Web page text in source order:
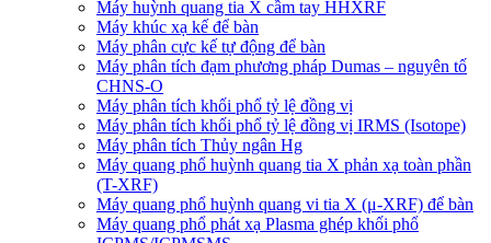
Máy huỳnh quang tia X cầm tay HHXRF
Máy khúc xạ kế để bàn
Máy phân cực kế tự động để bàn
Máy phân tích đạm phương pháp Dumas – nguyên tố
CHNS-O
Máy phân tích khối phổ tỷ lệ đồng vị
Máy phân tích khối phổ tỷ lệ đồng vị IRMS (Isotope)
Máy phân tích Thủy ngân Hg
Máy quang phổ huỳnh quang tia X phản xạ toàn phần
(T-XRF)
Máy quang phổ huỳnh quang vi tia X (μ-XRF) để bàn
Máy quang phổ phát xạ Plasma ghép khối phổ